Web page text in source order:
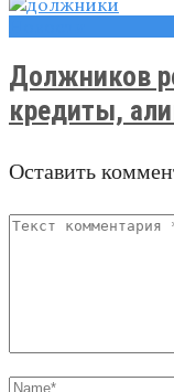
Должников
кредиты,
Оставить